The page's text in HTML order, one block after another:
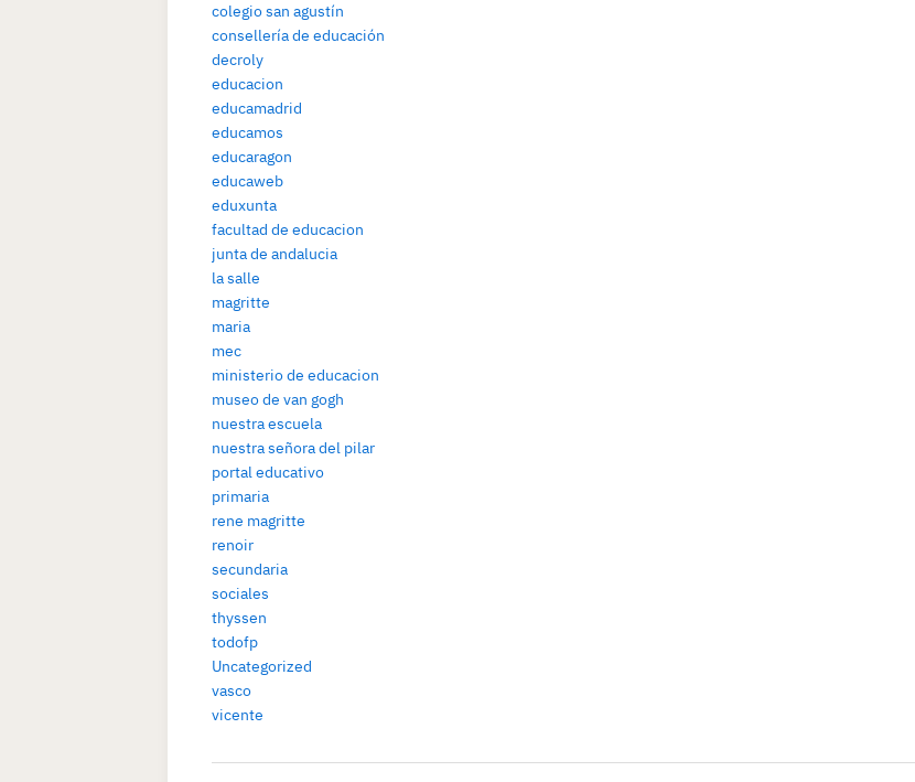
colegio san agustín
consellería de educación
decroly
educacion
educamadrid
educamos
educaragon
educaweb
eduxunta
facultad de educacion
junta de andalucia
la salle
magritte
maria
mec
ministerio de educacion
museo de van gogh
nuestra escuela
nuestra señora del pilar
portal educativo
primaria
rene magritte
renoir
secundaria
sociales
thyssen
todofp
Uncategorized
vasco
vicente